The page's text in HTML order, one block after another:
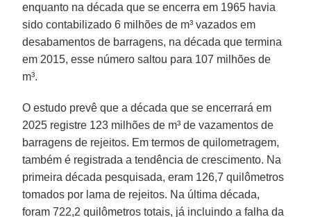
enquanto na década que se encerra em 1965 havia
sido contabilizado 6 milhões de m³ vazados em
desabamentos de barragens, na década que termina
em 2015, esse número saltou para 107 milhões de
m³.
O estudo prevê que a década que se encerrará em
2025 registre 123 milhões de m³ de vazamentos de
barragens de rejeitos. Em termos de quilometragem,
também é registrada a tendência de crescimento. Na
primeira década pesquisada, eram 126,7 quilômetros
tomados por lama de rejeitos. Na última década,
foram 722,2 quilômetros totais, já incluindo a falha da